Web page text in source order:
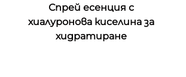
Спрей есенция с
хиалуронова киселина за
хидратиране